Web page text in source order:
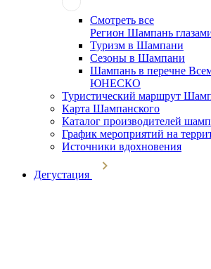
Смотреть все
Регион Шампань
Туризм в Шампани
Сезоны в Шампани
Шампань в перечне
ЮНЕСКО
Туристический маршрут
Карта Шампанского
Каталог производителей
График мероприятий на
Источники вдохновения
Дегустация